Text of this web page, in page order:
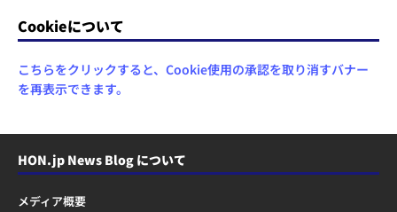
Cookieについて
こちらをクリックすると、Cookie使用の承認を取り消すバナー
を再表示できます。
HON.jp News Blog について
メディア概要